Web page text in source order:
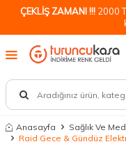
ÇEKLİŞ ZAMANI !!! 2000
Anasayfa Sağlık Ve
Raid Gece & Gündüz